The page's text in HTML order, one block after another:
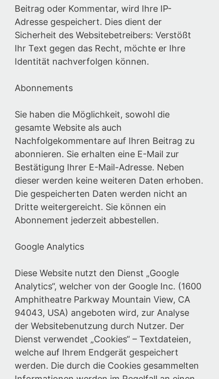
Beitrag oder Kommentar, wird Ihre IP-
Adresse gespeichert. Dies dient der
Sicherheit des Websitebetreibers: Verstößt
Ihr Text gegen das Recht, möchte er Ihre
Identität nachverfolgen können.
Abonnements
Sie haben die Möglichkeit, sowohl die
gesamte Website als auch
Nachfolgekommentare auf Ihren Beitrag zu
abonnieren. Sie erhalten eine E-Mail zur
Bestätigung Ihrer E-Mail-Adresse. Neben
dieser werden keine weiteren Daten erhoben.
Die gespeicherten Daten werden nicht an
Dritte weitergereicht. Sie können ein
Abonnement jederzeit abbestellen.
Google Analytics
Diese Website nutzt den Dienst „Google
Analytics“, welcher von der Google Inc. (1600
Amphitheatre Parkway Mountain View, CA
94043, USA) angeboten wird, zur Analyse
der Websitebenutzung durch Nutzer. Der
Dienst verwendet „Cookies“ – Textdateien,
welche auf Ihrem Endgerät gespeichert
werden. Die durch die Cookies gesammelten